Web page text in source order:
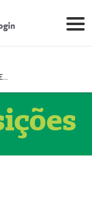
Prestador Decordis Exames Cardiológicos LTDA (51004346-0)